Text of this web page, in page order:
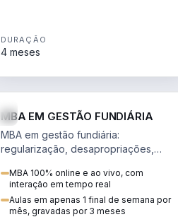
DURAÇÃO
4 meses
MBA EM GESTÃO FUNDIÁRIA
MBA em gestão fundiária:
regularização, desapropriações,
ambiental em projetos de
infraestrutura.
MBA 100% online e ao vivo, com
interação em tempo real
Aulas em apenas 1 final de semana por
mês, gravadas por 3 meses